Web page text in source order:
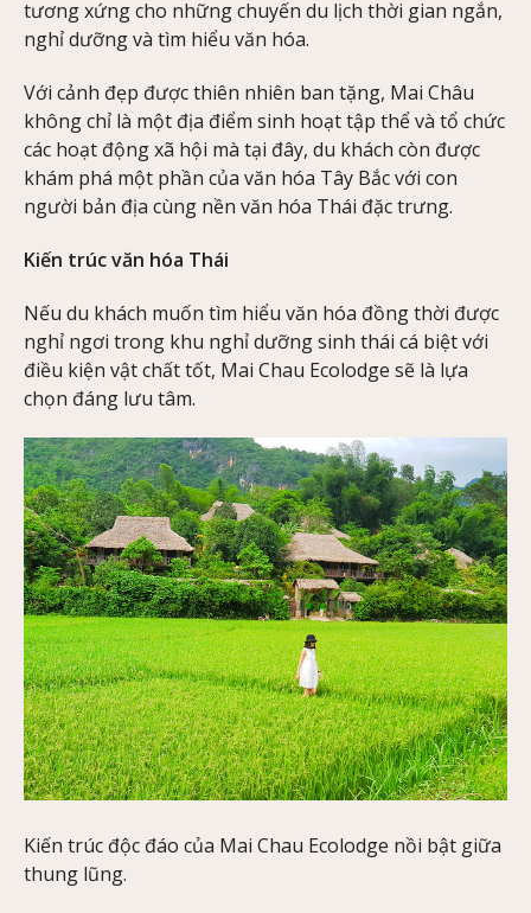
tương xứng cho những chuyến du lịch thời gian ngắn,
nghỉ dưỡng và tìm hiểu văn hóa.
Với cảnh đẹp được thiên nhiên ban tặng, Mai Châu
không chỉ là một địa điểm sinh hoạt tập thể và tổ chức
các hoạt động xã hội mà tại đây, du khách còn được
khám phá một phần của văn hóa Tây Bắc với con
người bản địa cùng nền văn hóa Thái đặc trưng.
Kiến trúc văn hóa Thái
Nếu du khách muốn tìm hiểu văn hóa đồng thời được
nghỉ ngơi trong khu nghỉ dưỡng sinh thái cá biệt với
điều kiện vật chất tốt, Mai Chau Ecolodge sẽ là lựa
chọn đáng lưu tâm.
Kiến trúc độc đáo của Mai Chau Ecolodge nồi bật giữa
thung lũng.